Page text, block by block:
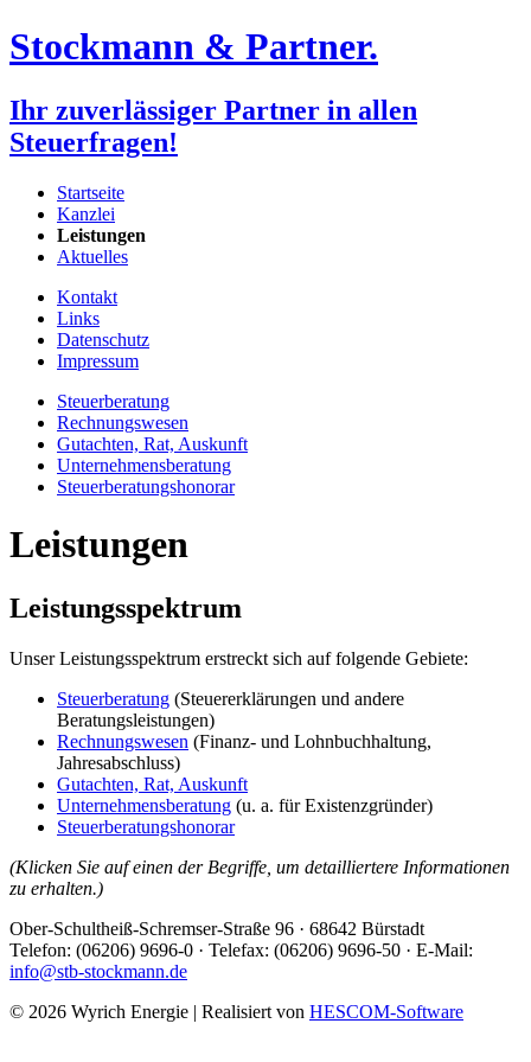
Stockmann & Partner.
Ihr zuverlässiger Partner in allen
Steuerfragen!
Startseite
Kanzlei
Leistungen
Aktuelles
Kontakt
Links
Datenschutz
Impressum
Steuerberatung
Rechnungswesen
Gutachten, Rat, Auskunft
Unternehmens­beratung
Steuerberatungs­honorar
Leistungen
Leistungsspektrum
Unser Leistungsspektrum erstreckt sich auf folgende Gebiete:
Steuerberatung (Steuererklärungen und andere
Beratungsleistungen)
Rechnungswesen (Finanz- und Lohnbuchhaltung,
Jahresabschluss)
Gutachten, Rat, Auskunft
Unternehmensberatung (u. a. für Existenzgründer)
Steuerberatungshonorar
(Klicken Sie auf einen der Begriffe, um detailliertere Informationen
zu erhalten.)
Ober-Schultheiß-Schremser-Straße 96 · 68642 Bürstadt
Telefon: (06206) 9696-0 · Telefax: (06206) 9696-50 · E-Mail:
info@stb-stockmann.de
© 2026 Wyrich Energie | Realisiert von HESCOM-Software